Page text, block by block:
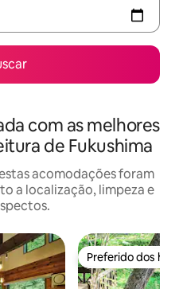
com as melhores
de Fukushima
acomodações foram
a localização, limpeza e
Preferido dos
Preferido dos